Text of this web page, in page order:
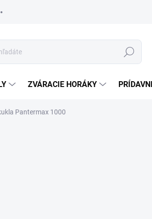
Hľadať
ZVÁRACIE HORÁKY
Pantermax 1000